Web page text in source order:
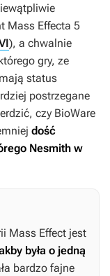
Mass Effecta 5
), a chwalnie
gry, ze
status
postrzegane
czy BioWare
dość
Nesmith w
Mass Effect jest
była o jedną
bardzo fajne